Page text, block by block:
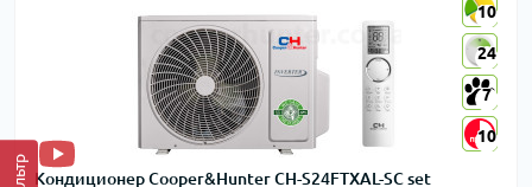
10
24
7
10
10
24
7
10
Кондиционер Cooper&Hunter CH-S24FTXAL-SC set